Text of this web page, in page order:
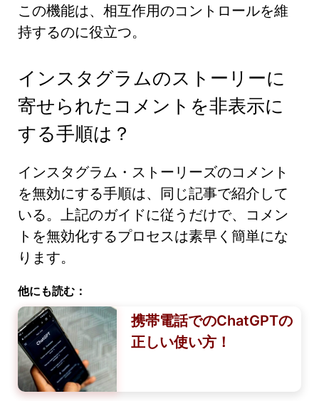
この機能は、相互作用のコントロールを維
持するのに役立つ。
インスタグラムのストーリーに
寄せられたコメントを非表示に
する手順は？
インスタグラム・ストーリーズのコメント
を無効にする手順は、同じ記事で紹介して
いる。上記のガイドに従うだけで、コメン
トを無効化するプロセスは素早く簡単にな
ります。
他にも読む：
携帯電話でのChatGPTの
正しい使い方！